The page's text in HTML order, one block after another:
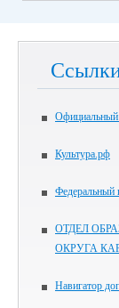
Официальный
Культура.рф
Федеральный
ОТДЕЛ
ОКРУГА
Навигатор